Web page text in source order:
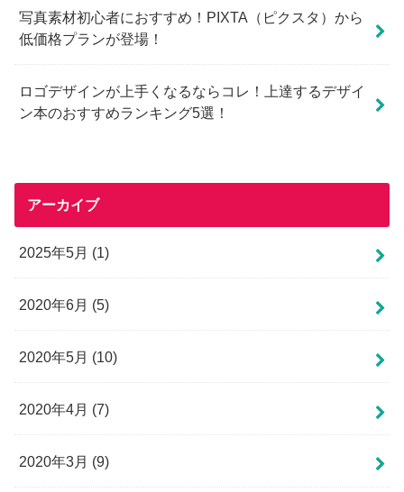
写真素材初心者におすすめ！PIXTA（ピクスタ）から
低価格プランが登場！
ロゴデザインが上手くなるならコレ！上達するデザイ
ン本のおすすめランキング5選！
アーカイブ
2025年5月 (1)
2020年6月 (5)
2020年5月 (10)
2020年4月 (7)
2020年3月 (9)